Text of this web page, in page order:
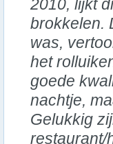
2010, lijkt
brokkelen.
was,
het
goede
nachtje,
Gelukkig
restaurant/